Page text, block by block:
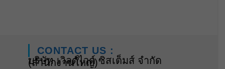
CONTACT US :
บริษัท เวิลด์ไวด์ ซิสเต็มส์ จำกัด
(สำนักงานใหญ่)